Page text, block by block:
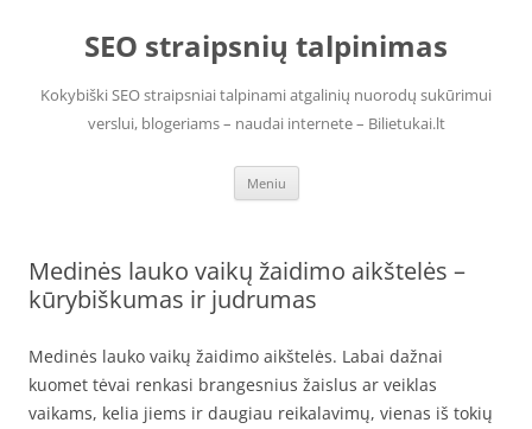
SEO straipsnių talpinimas
Kokybiški SEO straipsniai talpinami atgalinių nuorodų sukūrimui
verslui, blogeriams – naudai internete – Bilietukai.lt
Meniu
Medinės lauko vaikų žaidimo aikštelės –
kūrybiškumas ir judrumas
Medinės lauko vaikų žaidimo aikštelės. Labai dažnai
kuomet tėvai renkasi brangesnius žaislus ar veiklas
vaikams, kelia jiems ir daugiau reikalavimų, vienas iš tokių